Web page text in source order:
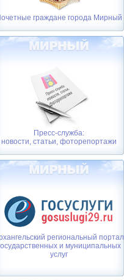
граждане города Мирный
Пресс-служба:
новости, статьи, фоторепортажи
региональный портал
и муниципальных
услуг